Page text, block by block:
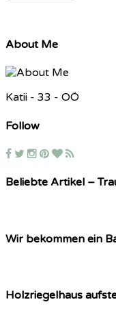
About Me
Katii - 33 - OÖ
Follow
Beliebte Artikel –
Wir bekommen ein
Holzriegelhaus